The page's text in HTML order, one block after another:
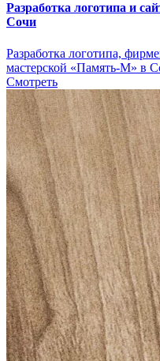
Разработка логотипа и
Сочи
Разработка логотипа,
мастерской «Память-М» в
Смотреть